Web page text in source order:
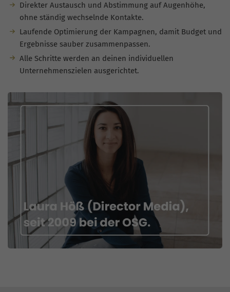
Direkter Austausch und Abstimmung auf Augenhöhe,
ohne ständig wechselnde Kontakte.
Laufende Optimierung der Kampagnen, damit Budget und
Ergebnisse sauber zusammenpassen.
Alle Schritte werden an deinen individuellen
Unternehmenszielen ausgerichtet.